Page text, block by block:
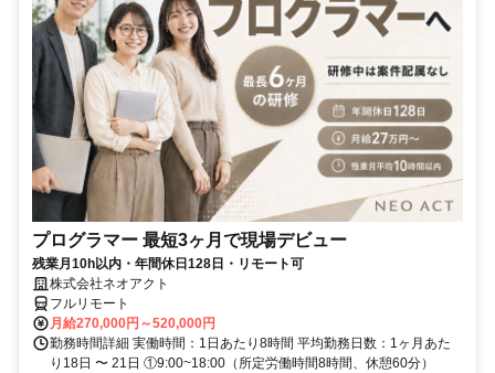
プログラマー 最短3ヶ月で現場デビュー
残業月10h以内・年間休日128日・リモート可
株式会社ネオアクト
フルリモート
月給270,000円～520,000円
勤務時間詳細 実働時間：1日あたり8時間 平均勤務日数：1ヶ月あた
り18日 〜 21日 ①9:00~18:00（所定労働時間8時間、休憩60分）